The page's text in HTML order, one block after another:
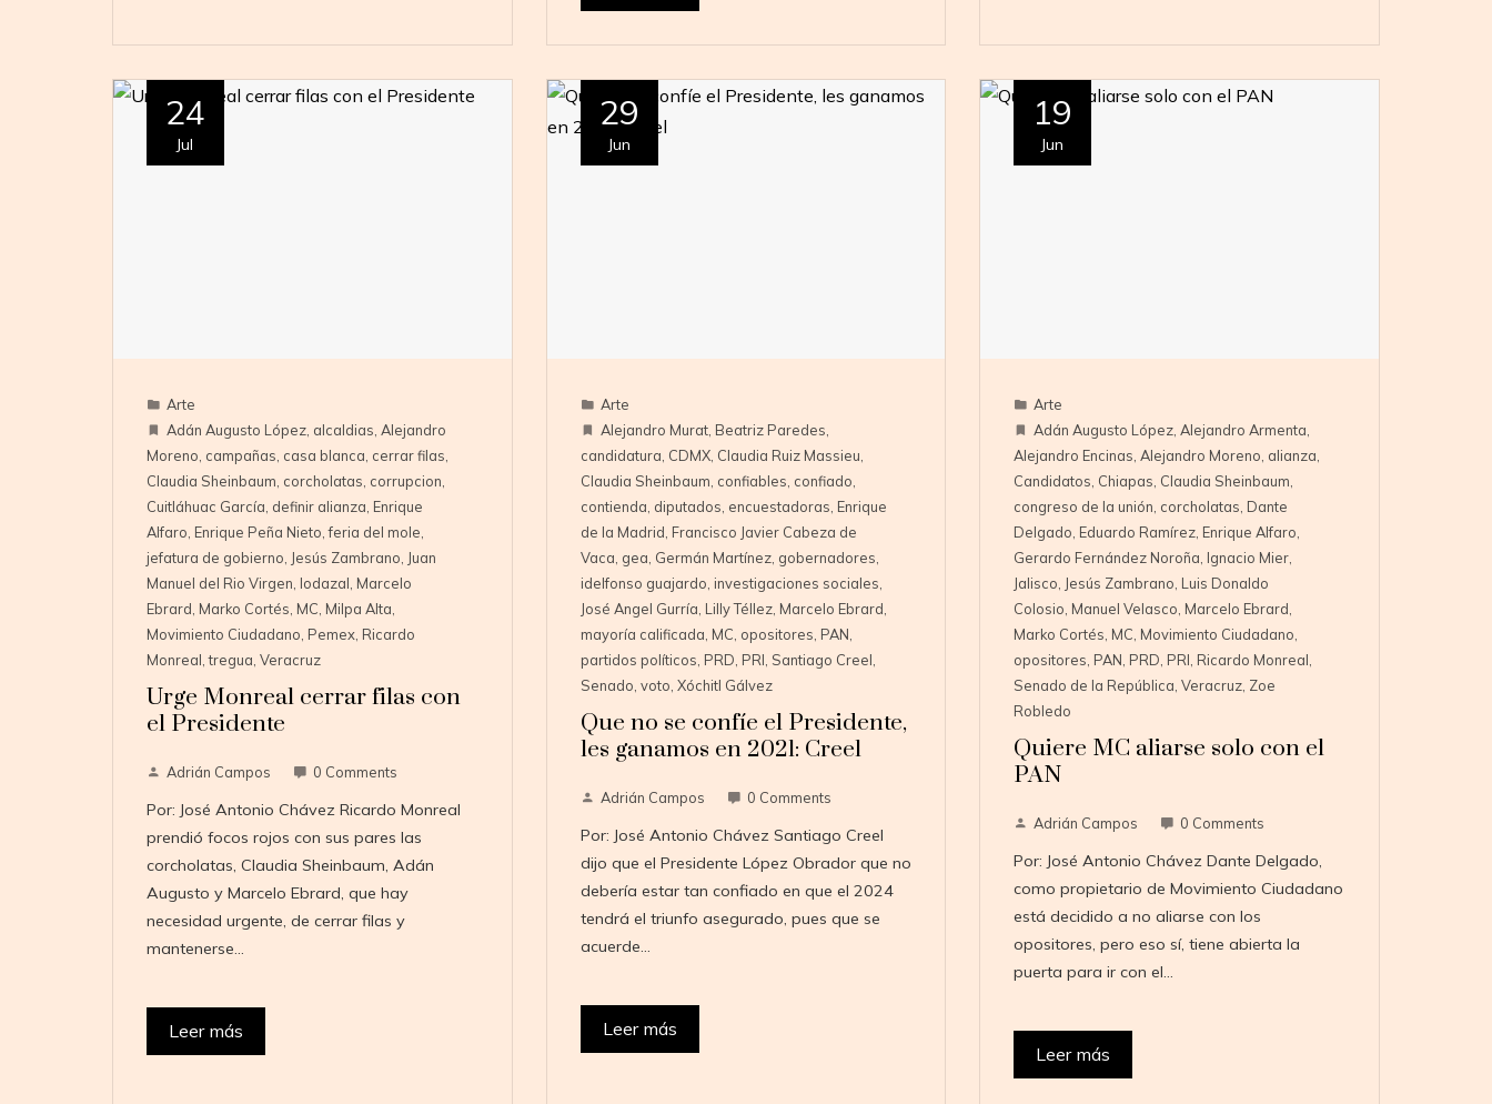
24
Jul
Arte
Adán Augusto López, alcaldias, Alejandro
Moreno, campañas, casa blanca, cerrar filas,
Claudia Sheinbaum, corcholatas, corrupcion,
Cuitláhuac García, definir alianza, Enrique
Alfaro, Enrique Peña Nieto,feria del mole,
jefatura de gobierno, Jesús Zambrano, Juan
Manuel del Rio Virgen, lodazal, Marcelo
Ebrard, Marko Cortés, MC, Milpa Alta,
Movimiento Ciudadano, Pemex, Ricardo
Monreal,tregua, Veracruz
Urge Monreal cerrar filas con
el Presidente
Adrián Campos 0 Comments
Por: José Antonio Chávez Ricardo Monreal
prendió focos rojos con sus pares las
corcholatas, Claudia Sheinbaum, Adán
Augusto y Marcelo Ebrard, que hay
necesidad urgente, de cerrar filas y
mantenerse…
Leer más
29
Jun
Arte
Alejandro Murat, Beatriz Paredes,
candidatura, CDMX, Claudia Ruiz Massieu,
Claudia Sheinbaum, confiables, confiado,
contienda, diputados, encuestadoras, Enrique
de la Madrid, Francisco Javier Cabeza de
Vaca, gea, Germán Martínez, gobernadores,
idelfonso guajardo, investigaciones sociales,
José Angel Gurría, Lilly Téllez, Marcelo Ebrard,
mayoría calificada, MC, opositores, PAN,
partidos políticos, PRD, PRI, Santiago Creel,
Senado, voto, Xóchitl Gálvez
Que no se confíe el Presidente,
les ganamos en 2021: Creel
Adrián Campos 0 Comments
Por: José Antonio Chávez Santiago Creel
dijo que el Presidente López Obrador que no
debería estar tan confiado en que el 2024
tendrá el triunfo asegurado, pues que se
acuerde…
Leer más
19
Jun
Arte
Adán Augusto López,Alejandro Armenta,
Alejandro Encinas,Alejandro Moreno, alianza,
Candidatos, Chiapas, Claudia Sheinbaum,
congreso de la unión, corcholatas, Dante
Delgado, Eduardo Ramírez, Enrique Alfaro,
Gerardo Fernández Noroña, Ignacio Mier,
Jalisco, Jesús Zambrano, Luis Donaldo
Colosio, Manuel Velasco, Marcelo Ebrard,
Marko Cortés, MC, Movimiento Ciudadano,
opositores, PAN, PRD, PRI, Ricardo Monreal,
Senado de la República,Veracruz, Zoe
Robledo
Quiere MC aliarse solo con el
PAN
Adrián Campos 0 Comments
Por: José Antonio Chávez Dante Delgado,
como propietario de Movimiento Ciudadano
está decidido a no aliarse con los
opositores, pero eso sí, tiene abierta la
puerta para ir con el…
Leer más